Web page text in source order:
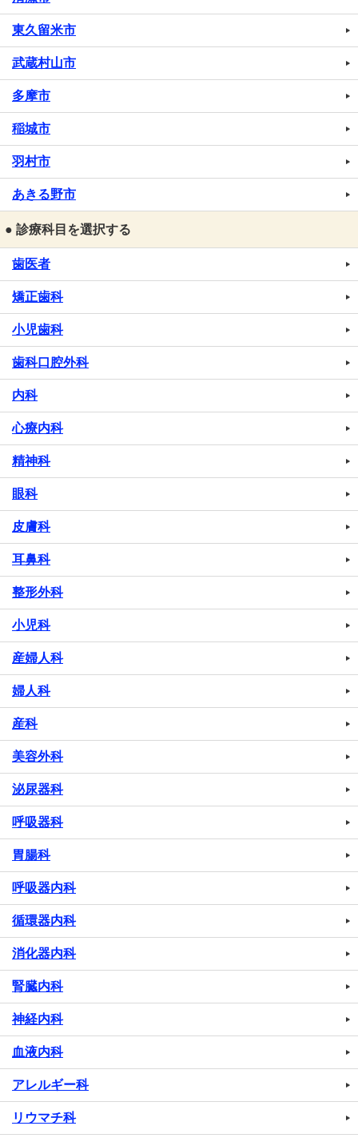
東久留米市
武蔵村山市
多摩市
稲城市
羽村市
あきる野市
● 診療科目を選択する
歯医者
矯正歯科
小児歯科
歯科口腔外科
内科
心療内科
精神科
眼科
皮膚科
耳鼻科
整形外科
小児科
産婦人科
婦人科
産科
美容外科
泌尿器科
呼吸器科
胃腸科
呼吸器内科
循環器内科
消化器内科
腎臓内科
神経内科
血液内科
アレルギー科
リウマチ科